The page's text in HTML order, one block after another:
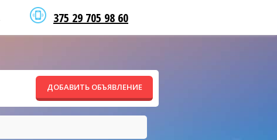
375 29 705 98 60
ДОБАВИТЬ ОБЪЯВЛЕНИЕ